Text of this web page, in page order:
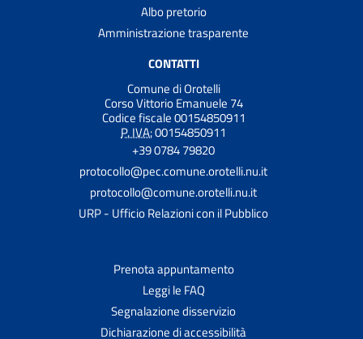
Albo pretorio
Amministrazione trasparente
CONTATTI
Comune di Orotelli
Corso Vittorio Emanuele 74
Codice fiscale 00154850911
P. IVA:00154850911
+39 0784 79820
protocollo@pec.comune.orotelli.nu.it
protocollo@comune.orotelli.nu.it
URP - Ufficio Relazioni con il Pubblico
Prenota appuntamento
Leggi le FAQ
Segnalazione disservizio
Dichiarazione di accessibilità